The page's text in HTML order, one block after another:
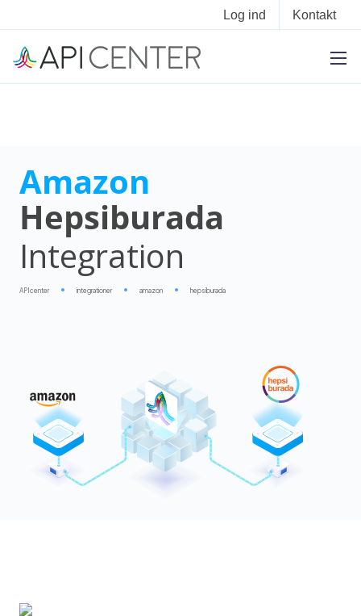
Log ind Kontakt
Amazon
Hepsiburada
Integration
APIcenter integrationer amazon hepsiburada